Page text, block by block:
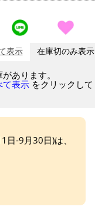
表示 在庫切のみ表示
あります。
て表示 をクリックして
日-9月30日)は、